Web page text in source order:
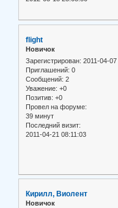
flight
Новичок
Зарегистрирован: 2011-04-07
Приглашений: 0
Сообщений: 2
Уважение: +0
Позитив: +0
Провел на форуме:
39 минут
Последний визит:
2011-04-21 08:11:03
Кирилл, Виолент
Новичок